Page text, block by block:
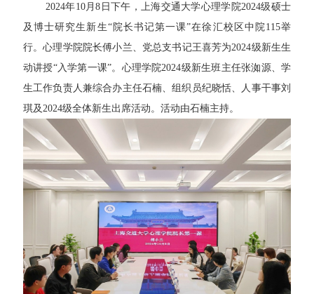
2024年10月8日下午，上海交通大学心理学院2024级硕士
及博士研究生新生“院长书记第一课”在徐汇校区中院115举
行。心理学院院长傅小兰、党总支书记王喜芳为2024级新生生
动讲授“入学第一课”。心理学院2024级新生班主任张洳源、学
生工作负责人兼综合办主任石楠、组织员纪晓恬、人事干事刘
琪及2024级全体新生出席活动。活动由石楠主持。